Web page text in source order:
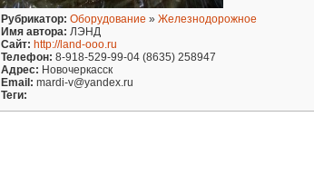
Рубрикатор: Оборудование » Железнодорожное
Имя автора: ЛЭНД
Сайт: http://land-ooo.ru
Телефон: 8-918-529-99-04 (8635) 258947
Адрес: Новочеркасск
Email: mardi-v@yandex.ru
Теги: